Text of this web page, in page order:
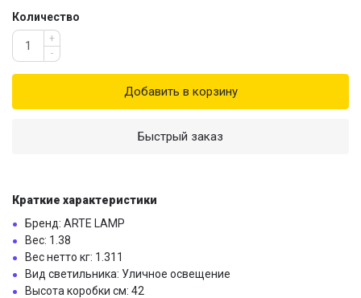
Количество
+
-
Добавить в корзину
Быстрый заказ
Краткие характеристики
Бренд: ARTE LAMP
Вес: 1.38
Вес нетто кг: 1.311
Вид светильника: Уличное освещение
Высота коробки см: 42